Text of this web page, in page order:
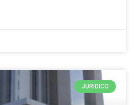
JURIDICO